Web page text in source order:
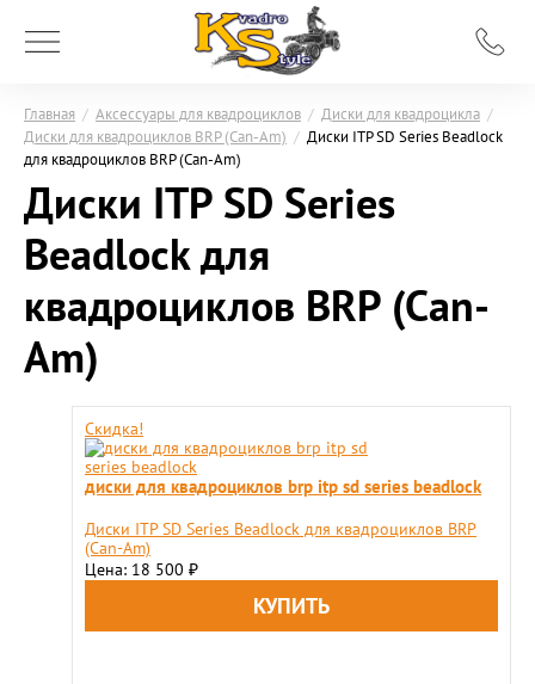
Главная / Аксессуары для квадроциклов / Диски для квадроцикла /
Диски для квадроциклов BRP (Can-Am) / Диски ITP SD Series Beadlock
для квадроциклов BRP (Can-Am)
Диски ITP SD Series
Beadlock для
квадроциклов BRP (Can-
Am)
Скидка!
диски для квадроциклов brp itp sd series beadlock
Диски ITP SD Series Beadlock для квадроциклов BRP
(Can-Am)
Цена: 18 500 ₽